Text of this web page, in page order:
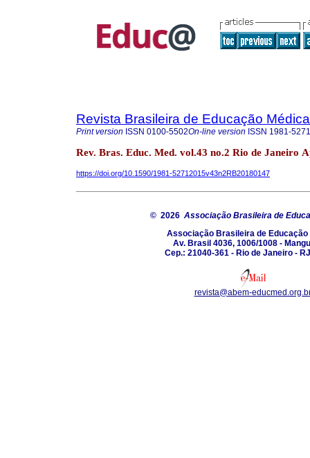
Revista Brasileira de Educação Médica
Print version ISSN 0100-5502On-line version ISSN 1981-5271
Rev. Bras. Educ. Med. vol.43 no.2 Rio de Janeiro
https://doi.org/10.1590/1981-52712015v43n2RB20180147
© 2026 Associação Brasileira de
Associação Brasileira de Educação
Av. Brasil 4036, 1006/1008 -
Cep.: 21040-361 - Rio de Janeiro -
revista@abem-